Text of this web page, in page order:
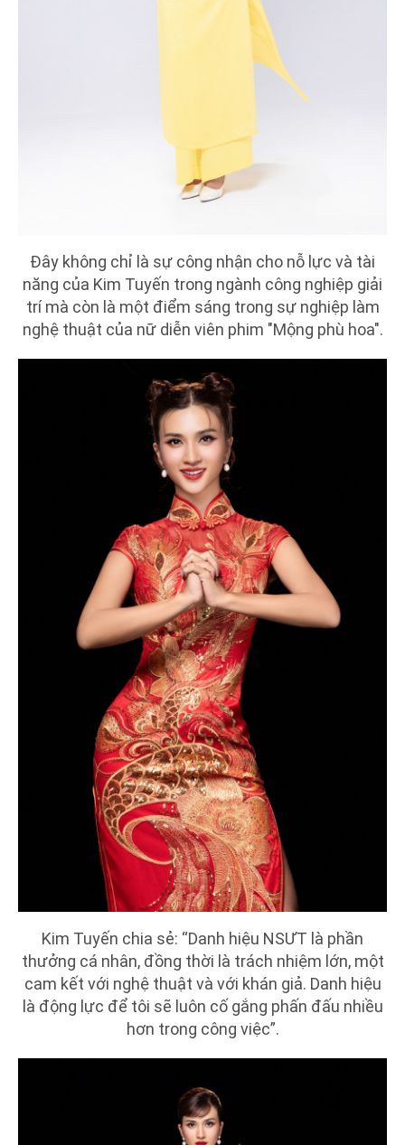
Đây không chỉ là sự công nhận cho nỗ lực và tài
năng của Kim Tuyến trong ngành công nghiệp giải
trí mà còn là một điểm sáng trong sự nghiệp làm
nghệ thuật của nữ diễn viên phim "Mộng phù hoa".
Kim Tuyến chia sẻ: “Danh hiệu NSƯT là phần
thưởng cá nhân, đồng thời là trách nhiệm lớn, một
cam kết với nghệ thuật và với khán giả. Danh hiệu
là động lực để tôi sẽ luôn cố gắng phấn đấu nhiều
hơn trong công việc”.